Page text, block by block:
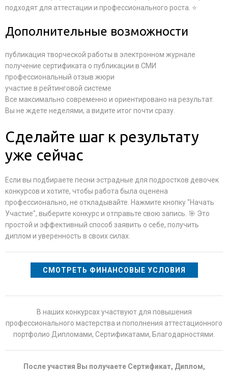
подходят для аттестации и профессионального роста. ⭐
Дополнительные возможности
публикация творческой работы в электронном журнале
получение сертификата о публикации в СМИ
профессиональный отзыв жюри
участие в рейтинговой системе
Все максимально современно и ориентировано на результат.
Вы не ждете неделями, а видите итог почти сразу.
Сделайте шаг к результату
уже сейчас
Если вы подбираете песни эстрадные для подростков девочек
конкурсов и хотите, чтобы работа была оценена
профессионально, не откладывайте. Нажмите кнопку "Начать
Участие", выберите конкурс и отправьте свою запись. 🎯 Это
простой и эффективный способ заявить о себе, получить
диплом и уверенность в своих силах.
СМОТРЕТЬ ФИНАНСОВЫЕ УСЛОВИЯ
В наших конкурсах участвуют для повышения
профессионального мастерства и пополнения аттестационного
портфолио Дипломами, Сертификатами, Благодарностями.
После участия Вы получаете Сертификат, Диплом,